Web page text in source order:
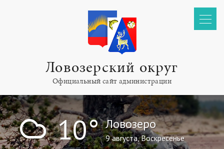
Ловозерский округ
Официальный сайт администрации
! 10° Ловозеро
9 августа, Воскресенье